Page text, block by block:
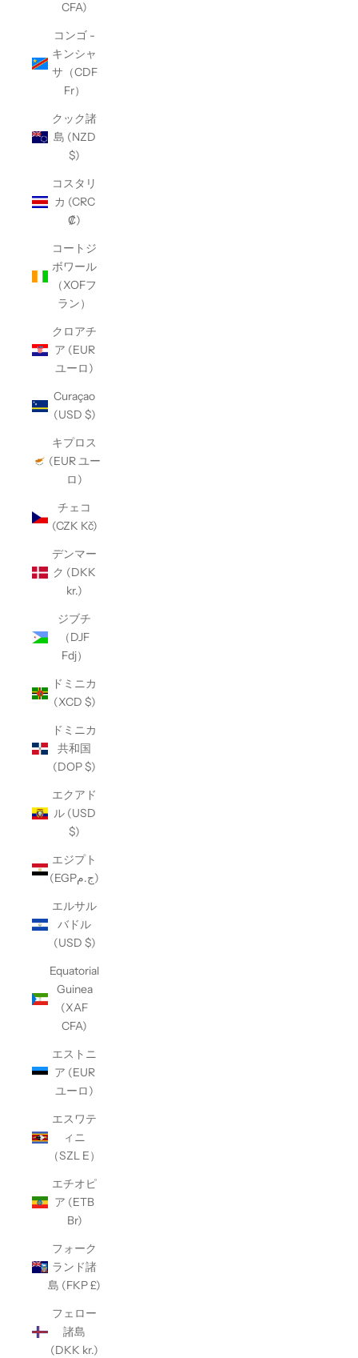
CFA)
コンゴ -
キンシャ
サ（CDF
Fr）
クック諸
島 (NZD
$)
コスタリ
カ (CRC
₡)
コートジ
ボワール
（XOFフ
ラン）
クロアチ
ア (EUR
ユーロ)
Curaçao
(USD $)
キプロス
(EUR ユー
ロ)
チェコ
(CZK Kč)
デンマー
ク (DKK
kr.)
ジブチ
（DJF
Fdj）
ドミニカ
(XCD $)
ドミニカ
共和国
(DOP $)
エクアド
ル (USD
$)
エジプト
(EGPج.م)
エルサル
バドル
(USD $)
Equatorial
Guinea
(XAF
CFA)
エストニ
ア (EUR
ユーロ)
エスワテ
ィニ
（SZL E）
エチオピ
ア (ETB
Br)
フォーク
ランド諸
島 (FKP £)
フェロー
諸島
(DKK kr.)